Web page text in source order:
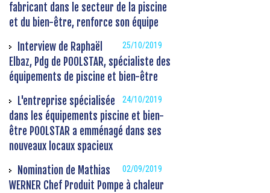
fabricant dans le secteur de la piscine
et du bien-être, renforce son équipe
25/10/2019
Interview de Raphaël
Elbaz, Pdg de POOLSTAR, spécialiste des
équipements de piscine et bien-être
24/10/2019
L'entreprise spécialisée
dans les équipements piscine et bien-
être POOLSTAR a emménagé dans ses
nouveaux locaux spacieux
02/09/2019
Nomination de Mathias
WERNER Chef Produit Pompe à chaleur